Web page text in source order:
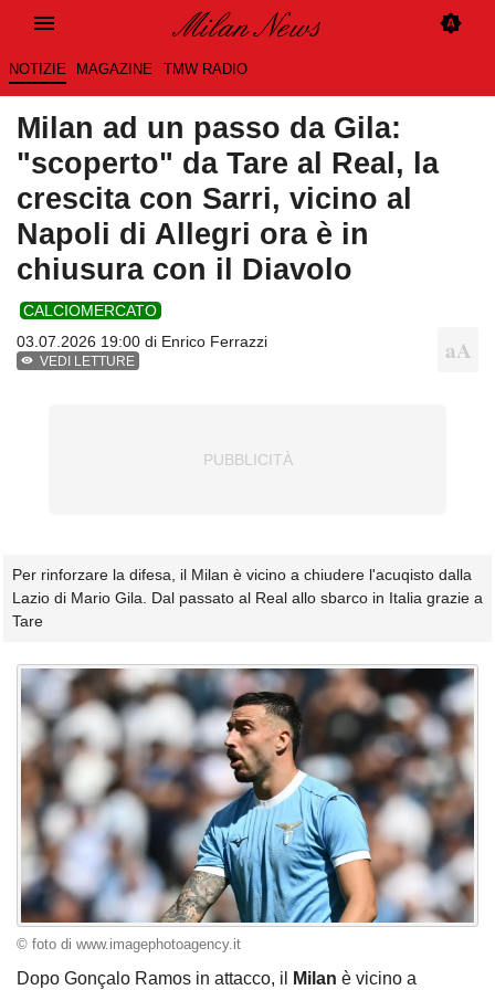
NOTIZIE MAGAZINE TMW RADIO
Milan ad un passo da Gila:
"scoperto" da Tare al Real, la
crescita con Sarri, vicino al
Napoli di Allegri ora è in
chiusura con il Diavolo
CALCIOMERCATO
03.07.2026 19:00 di Enrico Ferrazzi
VEDI LETTURE
Per rinforzare la difesa, il Milan è vicino a chiudere l'acuqisto dalla
Lazio di Mario Gila. Dal passato al Real allo sbarco in Italia grazie a
Tare
© foto di www.imagephotoagency.it
Dopo Gonçalo Ramos in attacco, il Milan è vicino a